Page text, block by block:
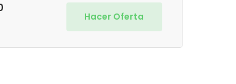
Hacer Oferta